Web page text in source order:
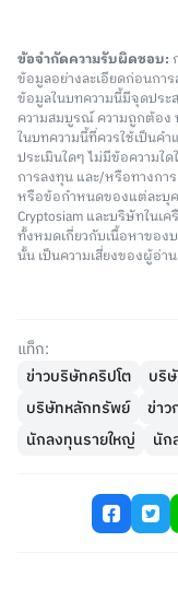
ข้อจำกัดความรับผิดชอบ:
ข้อมูลอย่างละเอียดก่อนกา
ข้อมูลในบทความนี้มีจุดประ
ความสมบูรณ์ ความถูกต้อง
ในบทความนี้ที่ควรใช้เป็นค
ประเมินใดๆ ไม่มีข้อความใ
การลงทุน และ/หรือทางกา
หรือข้อกำหนดของแต่ละบุ
Cryptosiam และบริษัทใน
ทั้งหมดเกี่ยวกับเนื้อหาของ
นั้น เป็นความเสี่ยงของผู้อ่า
แท็ก:
ข่าวบริษัทคริปโต
บริ
บริษัทหลักทรัพย์
ข่า
นักลงทุนรายใหญ่
นัก